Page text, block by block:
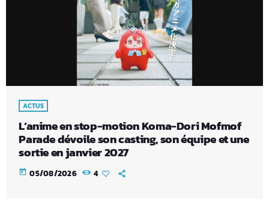
ACTUS
L’anime en stop-motion Koma-Dori Mofmof
Parade dévoile son casting, son équipe et une
sortie en janvier 2027
today 05/08/2026 4